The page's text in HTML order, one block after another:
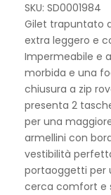
SKU: SD0001984
Gilet trapuntato
extra leggero e
Impermeabile e
morbida e una
chiusura a zip
presenta 2
per una
armellini con
vestibilità
portaoggetti per
cerca comfort e